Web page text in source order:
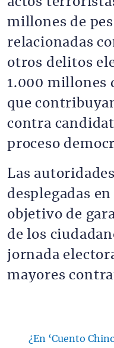
millones de
relacionadas
otros delitos
1.000 millones
que
contra
proceso
Las
desplegadas
objetivo de
de los
jornada
mayores
¿En ‘Cuento